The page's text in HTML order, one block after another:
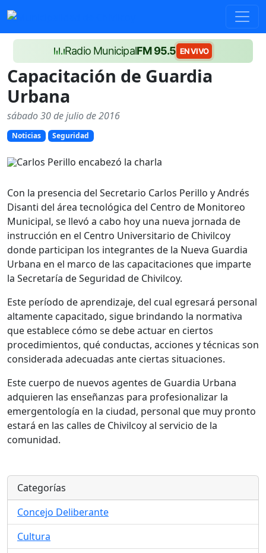
Radio MunicipalFM 95.5 EN VIVO
Capacitación de Guardia
Urbana
sábado 30 de julio de 2016
Noticias Seguridad
Con la presencia del Secretario Carlos Perillo y Andrés
Disanti del área tecnológica del Centro de Monitoreo
Municipal, se llevó a cabo hoy una nueva jornada de
instrucción en el Centro Universitario de Chivilcoy
donde participan los integrantes de la Nueva Guardia
Urbana en el marco de las capacitaciones que imparte
la Secretaría de Seguridad de Chivilcoy.
Este período de aprendizaje, del cual egresará personal
altamente capacitado, sigue brindando la normativa
que establece cómo se debe actuar en ciertos
procedimientos, qué conductas, acciones y técnicas son
considerada adecuadas ante ciertas situaciones.
Este cuerpo de nuevos agentes de Guardia Urbana
adquieren las enseñanzas para profesionalizar la
emergentología en la ciudad, personal que muy pronto
estará en las calles de Chivilcoy al servicio de la
comunidad.
Categorías
Concejo Deliberante
Cultura